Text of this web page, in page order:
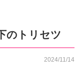
のトリセツ
2024/11/14